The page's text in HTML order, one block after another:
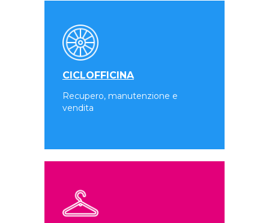
CICLOFFICINA
Recupero, manutenzione e
vendita